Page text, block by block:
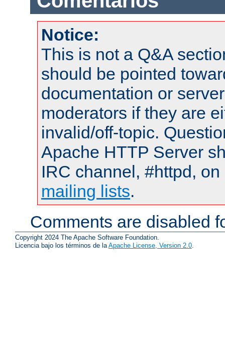
Notice:
This is not a Q&A
should be pointed
documentation or
moderators if they are
invalid/off-topic.
Apache HTTP Server
IRC channel, #httpd,
mailing lists.
Comments are disabled
Copyright 2024 The Apache Software Foundation.
Licencia bajo los términos de la Apache License, Version 2.0